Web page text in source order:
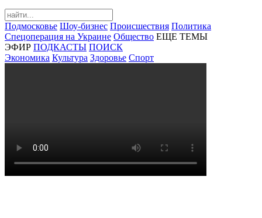
Подмосковье Шоу-бизнес Происшествия Политика
Спецоперация на Украине Общество ЕЩЕ ТЕМЫ
ЭФИР ПОДКАСТЫ ПОИСК
Экономика Культура Здоровье Спорт